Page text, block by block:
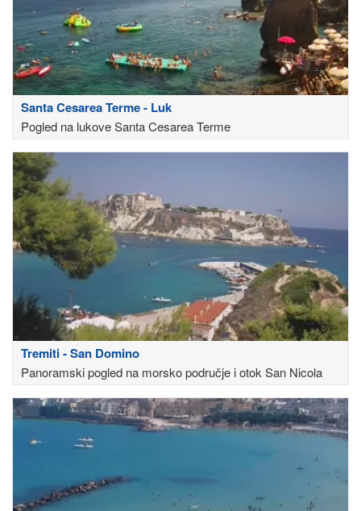
Santa Cesarea Terme - Luk
Pogled na lukove Santa Cesarea Terme
Tremiti - San Domino
Panoramski pogled na morsko područje i otok San Nicola